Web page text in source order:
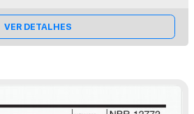
VER DETALHES